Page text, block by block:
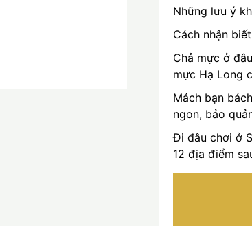
Những lưu ý
Cách nhận
Chả mực ở
mực Hạ Long
Mách bạn
ngon, bảo
Đi đâu chơi ở
12 địa điểm